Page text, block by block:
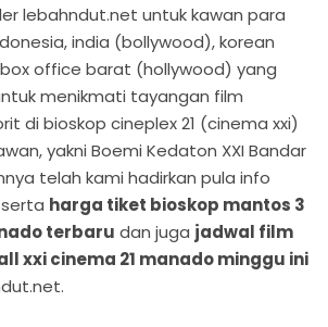
lebahndut.net untuk kawan para
india (bollywood), korean
office barat (hollywood) yang
menikmati tayangan film
di bioskop cineplex 21 (cinema xxi)
yakni Boemi Kedaton XXI Bandar
telah kami hadirkan pula info
harga tiket bioskop mantos 3
terbaru dan juga jadwal film
xxi cinema 21 manado minggu ini